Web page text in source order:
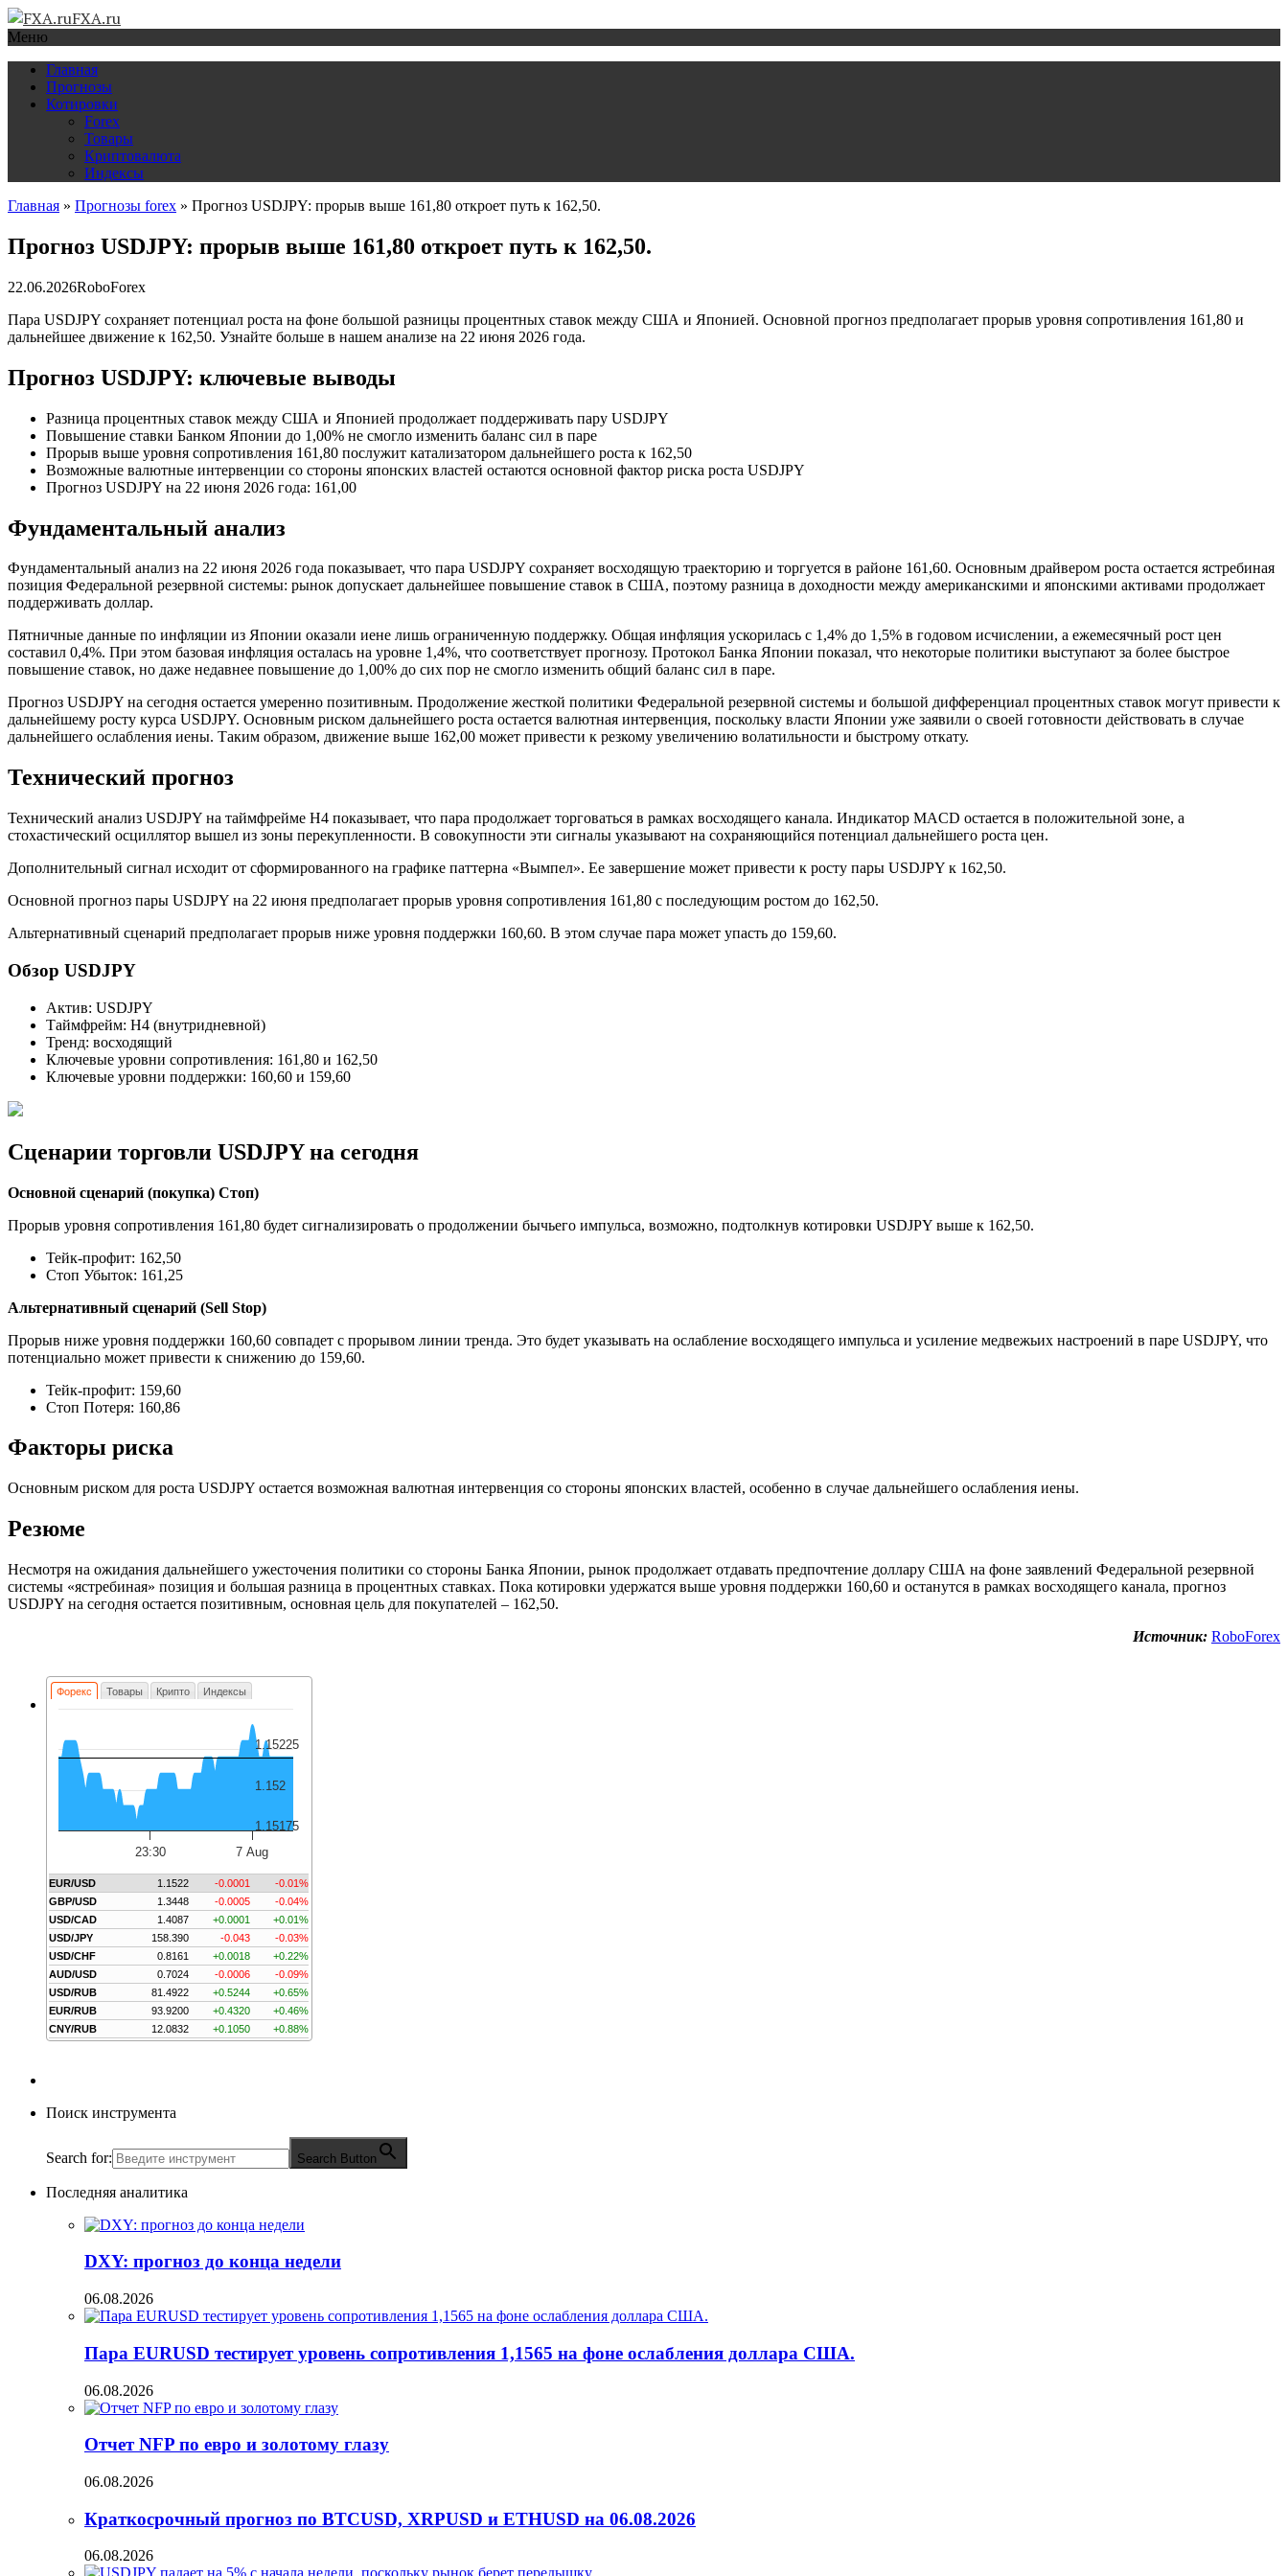
FXA.ru
Меню
Главная
Прогнозы
Котировки
Forex
Товары
Криптовалюта
Индексы
Главная » Прогнозы forex » Прогноз USDJPY: прорыв выше 161,80 откроет путь к 162,50.
Прогноз USDJPY: прорыв выше 161,80 откроет путь к 162,50.
22.06.2026RoboForex
Пара USDJPY сохраняет потенциал роста на фоне большой разницы процентных ставок между США и Японией. Основной прогноз предполагает прорыв уровня сопротивления 161,80 и
дальнейшее движение к 162,50. Узнайте больше в нашем анализе на 22 июня 2026 года.
Прогноз USDJPY: ключевые выводы
Разница процентных ставок между США и Японией продолжает поддерживать пару USDJPY
Повышение ставки Банком Японии до 1,00% не смогло изменить баланс сил в паре
Прорыв выше уровня сопротивления 161,80 послужит катализатором дальнейшего роста к 162,50
Возможные валютные интервенции со стороны японских властей остаются основной фактор риска роста USDJPY
Прогноз USDJPY на 22 июня 2026 года: 161,00
Фундаментальный анализ
Фундаментальный анализ на 22 июня 2026 года показывает, что пара USDJPY сохраняет восходящую траекторию и торгуется в районе 161,60. Основным драйвером роста остается ястребиная
позиция Федеральной резервной системы: рынок допускает дальнейшее повышение ставок в США, поэтому разница в доходности между американскими и японскими активами продолжает
поддерживать доллар.
Пятничные данные по инфляции из Японии оказали иене лишь ограниченную поддержку. Общая инфляция ускорилась с 1,4% до 1,5% в годовом исчислении, а ежемесячный рост цен
составил 0,4%. При этом базовая инфляция осталась на уровне 1,4%, что соответствует прогнозу. Протокол Банка Японии показал, что некоторые политики выступают за более быстрое
повышение ставок, но даже недавнее повышение до 1,00% до сих пор не смогло изменить общий баланс сил в паре.
Прогноз USDJPY на сегодня остается умеренно позитивным. Продолжение жесткой политики Федеральной резервной системы и большой дифференциал процентных ставок могут привести к
дальнейшему росту курса USDJPY. Основным риском дальнейшего роста остается валютная интервенция, поскольку власти Японии уже заявили о своей готовности действовать в случае
дальнейшего ослабления иены. Таким образом, движение выше 162,00 может привести к резкому увеличению волатильности и быстрому откату.
Технический прогноз
Технический анализ USDJPY на таймфрейме H4 показывает, что пара продолжает торговаться в рамках восходящего канала. Индикатор MACD остается в положительной зоне, а
стохастический осциллятор вышел из зоны перекупленности. В совокупности эти сигналы указывают на сохраняющийся потенциал дальнейшего роста цен.
Дополнительный сигнал исходит от сформированного на графике паттерна «Вымпел». Ее завершение может привести к росту пары USDJPY к 162,50.
Основной прогноз пары USDJPY на 22 июня предполагает прорыв уровня сопротивления 161,80 с последующим ростом до 162,50.
Альтернативный сценарий предполагает прорыв ниже уровня поддержки 160,60. В этом случае пара может упасть до 159,60.
Обзор USDJPY
Актив: USDJPY
Таймфрейм: H4 (внутридневной)
Тренд: восходящий
Ключевые уровни сопротивления: 161,80 и 162,50
Ключевые уровни поддержки: 160,60 и 159,60
Сценарии торговли USDJPY на сегодня
Основной сценарий (покупка) Стоп)
Прорыв уровня сопротивления 161,80 будет сигнализировать о продолжении бычьего импульса, возможно, подтолкнув котировки USDJPY выше к 162,50.
Тейк-профит: 162,50
Стоп Убыток: 161,25
Альтернативный сценарий (Sell Stop)
Прорыв ниже уровня поддержки 160,60 совпадет с прорывом линии тренда. Это будет указывать на ослабление восходящего импульса и усиление медвежьих настроений в паре USDJPY, что
потенциально может привести к снижению до 159,60.
Тейк-профит: 159,60
Стоп Потеря: 160,86
Факторы риска
Основным риском для роста USDJPY остается возможная валютная интервенция со стороны японских властей, особенно в случае дальнейшего ослабления иены.
Резюме
Несмотря на ожидания дальнейшего ужесточения политики со стороны Банка Японии, рынок продолжает отдавать предпочтение доллару США на фоне заявлений Федеральной резервной
системы «ястребиная» позиция и большая разница в процентных ставках. Пока котировки удержатся выше уровня поддержки 160,60 и останутся в рамках восходящего канала, прогноз
USDJPY на сегодня остается позитивным, основная цель для покупателей – 162,50.
Источник: RoboForex
Форекс Товары Крипто Индексы
23:30 7 Aug
1.15175
1.152
1.15225
EUR/USD 1.1522 -0.0001
-0.01%
GBP/USD
1.3448 -0.0005
-0.04%
USD/CAD
1.4087 +0.0001
+0.01%
USD/JPY
158.390 -0.043
-0.03%
USD/CHF
0.8161 +0.0018
+0.22%
AUD/USD
0.7024 -0.0006
-0.09%
USD/RUB
81.4922 +0.5244
+0.65%
EUR/RUB
93.9200 +0.4320
+0.46%
CNY/RUB
12.0832 +0.1050 +0.88%
Поиск инструмента
Search for: Search Button
Последняя аналитика
DXY: прогноз до конца недели
06.08.2026
Пара EURUSD тестирует уровень сопротивления 1,1565 на фоне ослабления доллара США.
06.08.2026
Отчет NFP по евро и золотому глазу
06.08.2026
Краткосрочный прогноз по BTCUSD, XRPUSD и ETHUSD на 06.08.2026
06.08.2026